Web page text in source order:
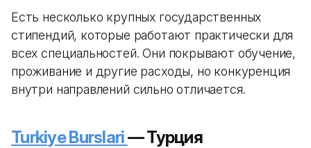
Есть несколько крупных государственных
стипендий, которые работают практически для
всех специальностей. Они покрывают обучение,
проживание и другие расходы, но конкуренция
внутри направлений сильно отличается.
Turkiye Burslari— Турция